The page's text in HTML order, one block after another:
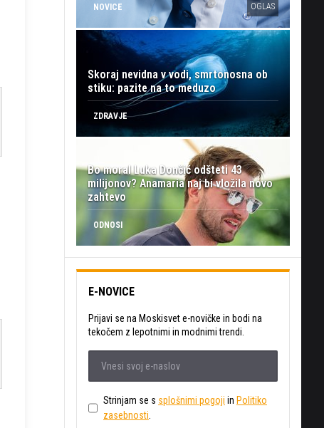
NOVICE OGLAS
Skoraj nevidna v vodi, smrtonosna ob
stiku: pazite na to meduzo
ZDRAVJE
Bo moral Luka Dončić odšteti 43
milijonov? Anamaria naj bi vložila novo
zahtevo
ODNOSI
E-NOVICE
Prijavi se na Moskisvet e-novičke in bodi na
tekočem z lepotnimi in modnimi trendi.
Strinjam se s splošnimi pogoji in Politiko
zasebnosti